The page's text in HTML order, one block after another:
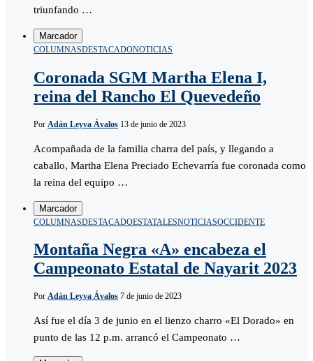
triunfando …
Marcador
COLUMNASDESTACADONOTICIAS
Coronada SGM Martha Elena I,
reina del Rancho El Quevedeño
Por Adán Leyva Ávalos 13 de junio de 2023
Acompañada de la familia charra del país, y llegando a
caballo, Martha Elena Preciado Echevarría fue coronada como
la reina del equipo …
Marcador
COLUMNASDESTACADOESTATALESNOTICIASOCCIDENTE
Montaña Negra «A» encabeza el
Campeonato Estatal de Nayarit 2023
Por Adán Leyva Ávalos 7 de junio de 2023
Así fue el día 3 de junio en el lienzo charro «El Dorado» en
punto de las 12 p.m. arrancó el Campeonato …